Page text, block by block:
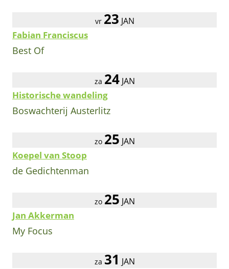
vr 23 JAN
Fabian Franciscus
Best Of
za 24 JAN
Historische wandeling
Boswachterij Austerlitz
zo 25 JAN
Koepel van Stoop
de Gedichtenman
zo 25 JAN
Jan Akkerman
My Focus
za 31 JAN